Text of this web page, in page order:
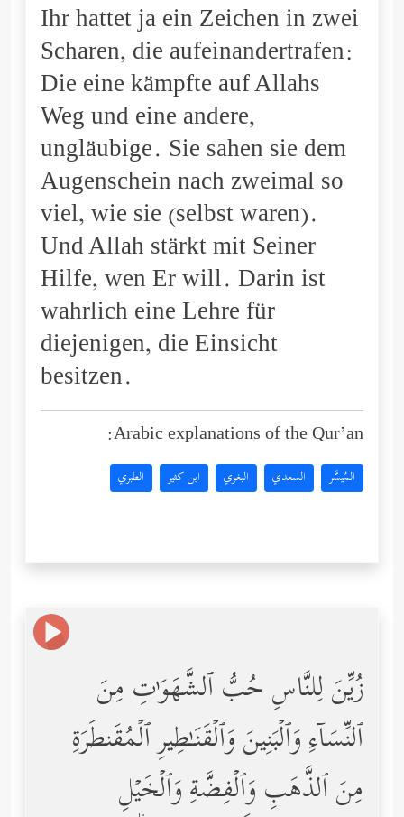
Ihr hattet ja ein Zeichen in zwei
Scharen, die aufeinandertrafen:
Die eine kämpfte auf Allahs
Weg und eine andere,
ungläubige. Sie sahen sie dem
Augenschein nach zweimal so
viel, wie sie (selbst waren).
Und Allah stärkt mit Seiner
Hilfe, wen Er will. Darin ist
wahrlich eine Lehre für
diejenigen, die Einsicht
besitzen.
Arabic explanations of the Qur’an:
المُيسَّر السعدي البغوي ابن كثير الطبري
زُیِّنَ لِلنَّاسِ حُبُّ ٱلشَّهَوَ ٰ⁠تِ مِنَ
ٱلنِّسَاۤءِ وَٱلۡبَنِینَ وَٱلۡقَنَـٰطِیرِ ٱلۡمُقَنطَرَةِ
مِنَ ٱلذَّهَبِ وَٱلۡفِضَّةِ وَٱلۡخَیۡلِ